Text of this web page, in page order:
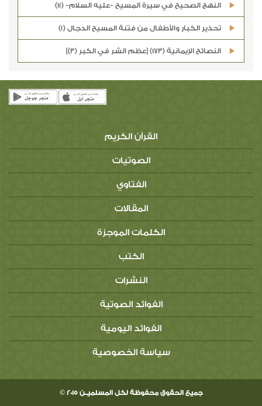
النهج الصحيح في سيرة المسيح -عليه السلام- (11)
تحذير الكبار والأطفال من فتنة المسيح الدجال (1)
النصائح الإيمانية (173) [عظم الشر في الكبر (3)]
القرآن الكريم
الصوتيات
الفتاوي
المقالات
الكلمات الموجزة
الكتب
النشرات
الفوائد الصوتية
الفوائد اليومية
سياسة الخصوصية
جميع الحقوق محفوظة لكل المسلميــن 2015 ©